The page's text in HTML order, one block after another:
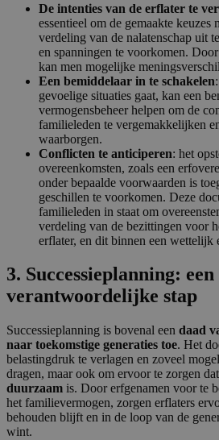
De intenties van de erflater te
essentieel om de gemaakte keuzes
verdeling van de nalatenschap uit
en spanningen te voorkomen.
kan men mogelijke
Een bemiddelaar in te schakelen
gevoelige situaties gaat, kan een
vermogensbeheer helpen om de
familieleden te vergemakkelijken
waarborgen.
Conflicten te anticiperen: het
overeenkomsten, zoals een
onder bepaalde voorwaarden is
geschillen te voorkomen. Deze
familieleden in staat om
verdeling van de bezittingen voor
erflater, en dit binnen een wettelijk
3. Successieplanning: een
verantwoordelijke stap
Successieplanning is bovenal een daad
naar toekomstige generaties toe. Het
belastingdruk te verlagen en zoveel
dragen, maar ook om ervoor te zorgen
duurzaam is. Door erfgenamen voor te
het familievermogen, zorgen erflaters
behouden blijft en in de loop van de
wint.